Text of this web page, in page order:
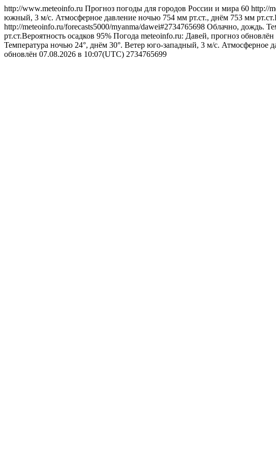
http://www.meteoinfo.ru Прогноз погоды для городов России и мира 60 http://
южный, 3 м/с. Атмосферное давление ночью 754 мм рт.ст., днём 753 мм
http://meteoinfo.ru/forecasts5000/myanma/dawei#2734765698 Облачно, дождь.
рт.ст.Вероятность осадков 95% Погода meteoinfo.ru: Давей, прогноз
Температура ночью 24°, днём 30°. Ветер юго-западный, 3 м/с. Атмосферное
обновлён 07.08.2026 в 10:07(UTC) 2734765699